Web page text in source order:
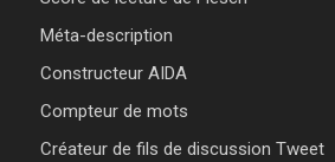
Méta-description
Constructeur AIDA
Compteur de mots
Créateur de fils de discussion Tweet